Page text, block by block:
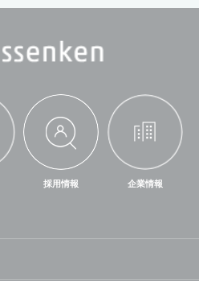
採用情報 企業情報